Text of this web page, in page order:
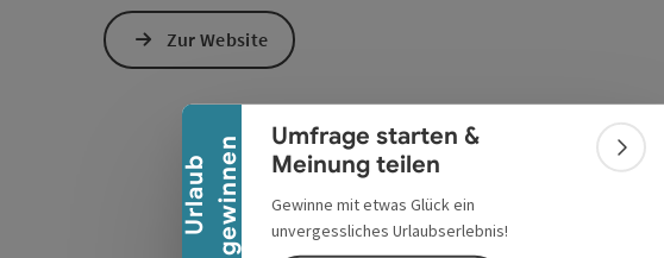
U
r
l
a
u
b
g
e
w
i
n
n
en
Banner einklappen
Umfrage starten &
Meinung teilen
Gewinne mit etwas Glück ein
unvergessliches Urlaubserlebnis!
Zur Website